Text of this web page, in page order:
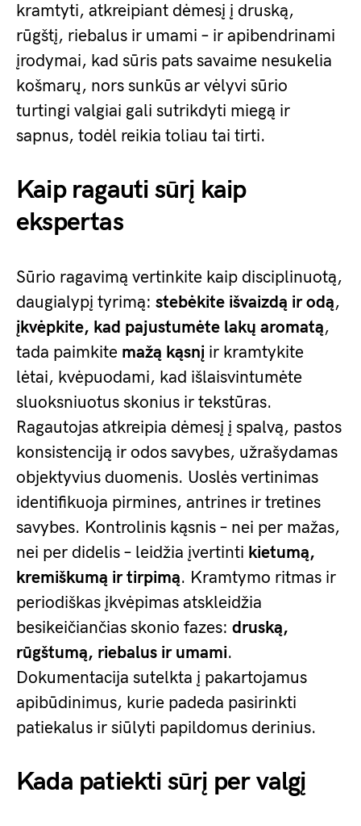
kramtyti, atkreipiant dėmesį į druską,
rūgštį, riebalus ir umami – ir apibendrinami
įrodymai, kad sūris pats savaime nesukelia
košmarų, nors sunkūs ar vėlyvi sūrio
turtingi valgiai gali sutrikdyti miegą ir
sapnus, todėl reikia toliau tai tirti.
Kaip ragauti sūrį kaip
ekspertas
Sūrio ragavimą vertinkite kaip disciplinuotą,
daugialypį tyrimą: stebėkite išvaizdą ir odą,
įkvėpkite, kad pajustumėte lakų aromatą,
tada paimkite mažą kąsnį ir kramtykite
lėtai, kvėpuodami, kad išlaisvintumėte
sluoksniuotus skonius ir tekstūras.
Ragautojas atkreipia dėmesį į spalvą, pastos
konsistenciją ir odos savybes, užrašydamas
objektyvius duomenis. Uoslės vertinimas
identifikuoja pirmines, antrines ir tretines
savybes. Kontrolinis kąsnis – nei per mažas,
nei per didelis – leidžia įvertinti kietumą,
kremiškumą ir tirpimą. Kramtymo ritmas ir
periodiškas įkvėpimas atskleidžia
besikeičiančias skonio fazes: druską,
rūgštumą, riebalus ir umami.
Dokumentacija sutelkta į pakartojamus
apibūdinimus, kurie padeda pasirinkti
patiekalus ir siūlyti papildomus derinius.
Kada patiekti sūrį per valgį